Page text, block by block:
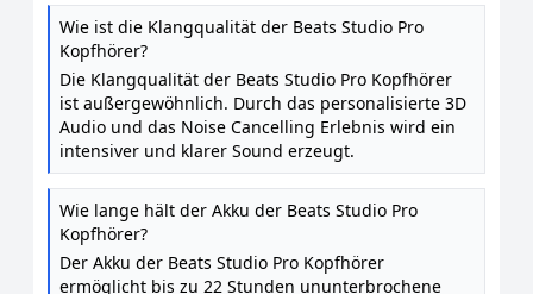
Komplett Kabellose Bluetooth Noise Cancelling
Kopfhörer – Personalisiertes 3D Audio, USB-C
verlustfreies Audio, Apple & Android
Kompatibilität - Schwarz
Wie ist die Klangqualität der Beats Studio Pro
Kopfhörer?
Die Klangqualität der Beats Studio Pro Kopfhörer
ist außergewöhnlich. Durch das personalisierte 3D
Audio und das Noise Cancelling Erlebnis wird ein
intensiver und klarer Sound erzeugt.
Wie lange hält der Akku der Beats Studio Pro
Kopfhörer?
Der Akku der Beats Studio Pro Kopfhörer
ermöglicht bis zu 22 Stunden ununterbrochene